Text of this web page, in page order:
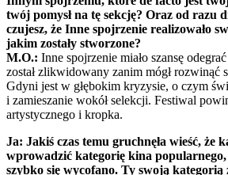
twój pomysł na tę sekcję? Oraz od razu
czujesz, że Inne spojrzenie realizowało
jakim zostały stworzone?
M.O.: Inne spojrzenie miało szansę
został zlikwidowany zanim mógł rozwinąć
Gdyni jest w głębokim kryzysie, o czym
i zamieszanie wokół selekcji. Festiwal
artystycznego i kropka.
Ja: Jakiś czas temu gruchnęła wieść, że
wprowadzić kategorię kina
szybko się wycofano. Ty swoją kategorią